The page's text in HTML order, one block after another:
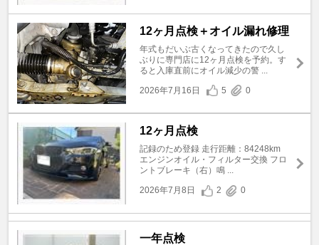
12ヶ月点検＋オイル漏れ修理
年式もだいぶ古くなってきたので久し
ぶりに専門店に12ヶ月点検を予約。す
ると入庫直前にオイル減少の警 ...
2026年7月16日
5 0
12ヶ月点検
記録のため登録 走行距離：84248km
エンジンオイル・フィルター交換 フロ
ントブレーキ（右）鳴 ...
2026年7月8日
2 0
一年点検